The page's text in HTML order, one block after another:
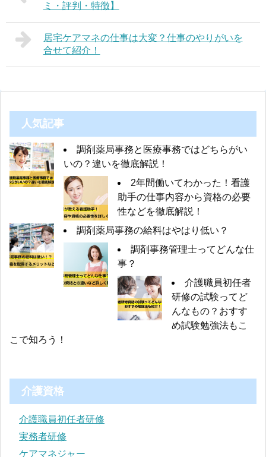
ミ・評判・特徴】
居宅ケアマネの仕事は大変？仕事のやりがいを
合せて紹介！
人気記事
調剤薬局事務と医療事務ではどちらがい
いの？違いを徹底解説！
2年間働いてわかった！看護
助手の仕事内容から資格の必要
性などを徹底解説！
調剤薬局事務の給料はやはり低い？
調剤事務管理士ってどんな仕
事？
介護職員初任者
研修の試験ってど
んなもの？おすす
め試験勉強法もこ
こで知ろう！
介護資格
介護職員初任者研修
実務者研修
ケアマネジャー